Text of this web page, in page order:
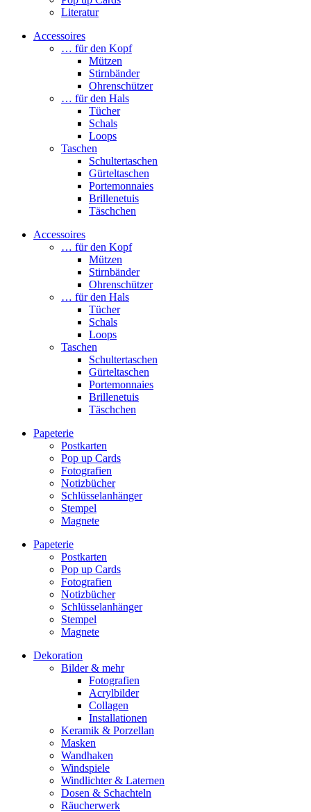
Literatur
Accessoires
… für den Kopf
Mützen
Stirnbänder
Ohrenschützer
… für den Hals
Tücher
Schals
Loops
Taschen
Schultertaschen
Gürteltaschen
Portemonnaies
Brillenetuis
Täschchen
Accessoires
… für den Kopf
Mützen
Stirnbänder
Ohrenschützer
… für den Hals
Tücher
Schals
Loops
Taschen
Schultertaschen
Gürteltaschen
Portemonnaies
Brillenetuis
Täschchen
Papeterie
Postkarten
Pop up Cards
Fotografien
Notizbücher
Schlüsselanhänger
Stempel
Magnete
Papeterie
Postkarten
Pop up Cards
Fotografien
Notizbücher
Schlüsselanhänger
Stempel
Magnete
Dekoration
Bilder & mehr
Fotografien
Acrylbilder
Collagen
Installationen
Keramik & Porzellan
Masken
Wandhaken
Windspiele
Windlichter & Laternen
Dosen & Schachteln
Räucherwerk